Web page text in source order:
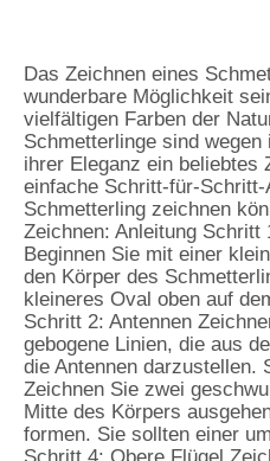
Das Zeichnen eines
wunderbare Möglichkeit
vielfältigen Farben der
Schmetterlinge sind
ihrer Eleganz ein beliebtes
einfache Schritt-für-
Schmetterling zeichnen
Zeichnen: Anleitung Schritt
Beginnen Sie mit einer
den Körper des
kleineres Oval oben auf
Schritt 2: Antennen
gebogene Linien, die aus
die Antennen darzustellen.
Zeichnen Sie zwei
Mitte des Körpers
formen. Sie sollten einer
Schritt 4: Obere Flügel